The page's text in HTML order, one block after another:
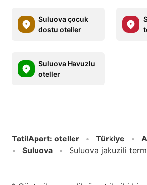
Suluova çocuk
dostu oteller
Suluova Havuzlu
oteller
TatilApart: oteller Türkiye
Suluova
Suluova jakuzili